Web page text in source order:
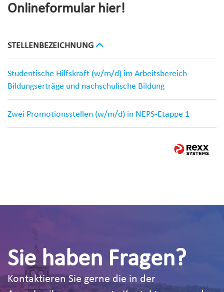
Onlineformular hier!
STELLENBEZEICHNUNG
Studentische Hilfskraft (w/m/d) im Arbeitsbereich
Bildungserträge und nachschulische Bildung
Zwei Promotionsstellen (w/m/d) in NEPS-Etappe 1
Sie haben Fragen?
Kontaktieren Sie gerne die in der